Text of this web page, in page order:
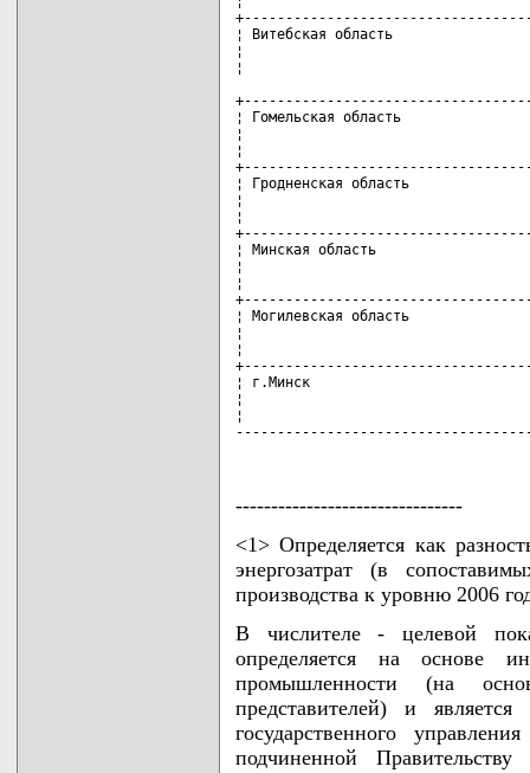
¦ Витебская область
¦
¦
¦ Гомельская область
¦
¦
¦ Гродненская область
¦
¦
¦ Минская область
¦
¦
¦ Могилевская область
¦
¦
¦ г.Минск
¦
¦
--------------------------------
<1> Определяется как
энергозатрат (в
производства к уровню 2006
В числителе - целевой
определяется на основе
промышленности (на
представителей) и
государственного
подчиненной